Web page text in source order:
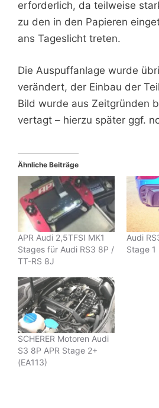
erforderlich, da teilweise
zu den in den Papieren
ans Tageslicht treten.
Die Auspuffanlage wurde
verändert, der Einbau der
Bild wurde aus Zeitgründen
vertagt – hierzu später ggf.
Ähnliche Beiträge
APR Audi 2,5TFSI MK1
Stages für Audi RS3 8P /
TT-RS 8J
Audi
Stage 1
SCHERER Motoren Audi
S3 8P APR Stage 2+
(EA113)